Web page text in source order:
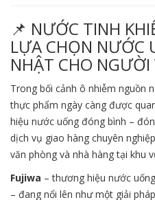
📌 NƯỚC TINH
LỰA CHỌN NƯỚC
NHẬT CHO NGƯỜI
Trong bối cảnh ô nhiễm nguồn
thực phẩm ngày càng được
hiệu nước uống đóng bình –
dịch vụ giao hàng chuyên
văn phòng và nhà hàng tại khu
Fujiwa – thương hiệu nước
– đang nổi lên như một giải